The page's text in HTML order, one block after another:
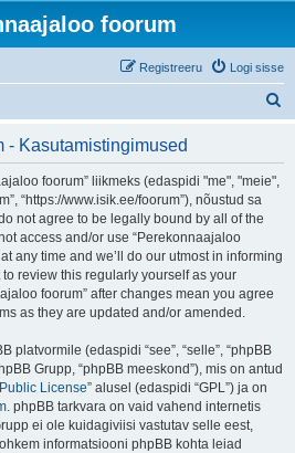
foorum
Logi sisse
Registreeru
- Kasutamistingimused
foorum” liikmeks (edaspidi "me", "meie",
“https://www.isik.ee/foorum”), nõustud sa
not agree to be legally bound by all of the
access and/or use “Perekonnaajaloo
any time and we’ll do our utmost in informing
review this regularly yourself as your
foorum” after changes mean you agree
as they are updated and/or amended.
platvormile (edaspidi “see”, “selle”, “phpBB
Grupp, “phpBB meeskond”), mis on antud
License” alusel (edaspidi “GPL”) ja on
. phpBB tarkvara on vaid vahend internetis
ei ole kuidagiviisi vastutav selle eest,
informatsiooni phpBB kohta leiad